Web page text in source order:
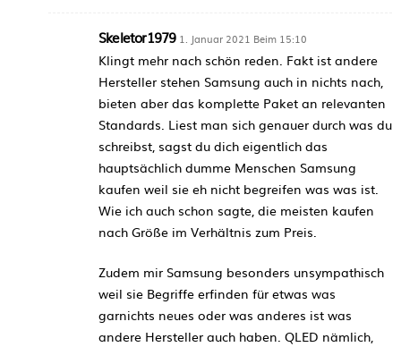
Skeletor1979 1. Januar 2021 Beim 15:10
Klingt mehr nach schön reden. Fakt ist andere
Hersteller stehen Samsung auch in nichts nach,
bieten aber das komplette Paket an relevanten
Standards. Liest man sich genauer durch was du
schreibst, sagst du dich eigentlich das
hauptsächlich dumme Menschen Samsung
kaufen weil sie eh nicht begreifen was was ist.
Wie ich auch schon sagte, die meisten kaufen
nach Größe im Verhältnis zum Preis.
Zudem mir Samsung besonders unsympathisch
weil sie Begriffe erfinden für etwas was
garnichts neues oder was anderes ist was
andere Hersteller auch haben. QLED nämlich,